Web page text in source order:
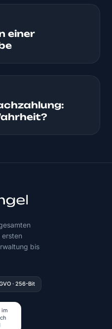
einer
bis
· 256-Bit
im